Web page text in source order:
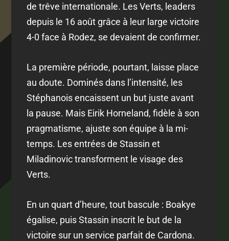
de trêve internationale. Les Verts, leaders
depuis le 16 août grâce à leur large victoire
4-0 face à Rodez, se devaient de confirmer.
La première période, pourtant, laisse place
au doute. Dominés dans l’intensité, les
Stéphanois encaissent un but juste avant
la pause. Mais Eirik Horneland, fidèle à son
pragmatisme, ajuste son équipe à la mi-
temps. Les entrées de Stassin et
Miladinovic transforment le visage des
Verts.
En un quart d’heure, tout bascule : Boakye
égalise, puis Stassin inscrit le but de la
victoire sur un service parfait de Cardona.